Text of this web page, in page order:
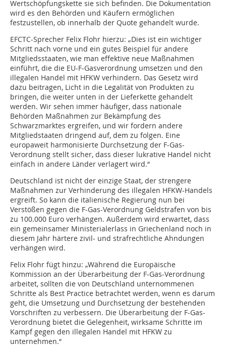
Wertschöpfungskette sie sich befinden. Die Dokumentation
wird es den Behörden und Käufern ermöglichen
festzustellen, ob innerhalb der Quote gehandelt wurde.
EFCTC-Sprecher Felix Flohr hierzu: „Dies ist ein wichtiger
Schritt nach vorne und ein gutes Beispiel für andere
Mitgliedsstaaten, wie man effektive neue Maßnahmen
einführt, die die EU-F-Gasverordnung umsetzen und den
illegalen Handel mit HFKW verhindern. Das Gesetz wird
dazu beitragen, Licht in die Legalität von Produkten zu
bringen, die weiter unten in der Lieferkette gehandelt
werden. Wir sehen immer häufiger, dass nationale
Behörden Maßnahmen zur Bekämpfung des
Schwarzmarktes ergreifen, und wir fordern andere
Mitgliedstaaten dringend auf, dem zu folgen. Eine
europaweit harmonisierte Durchsetzung der F-Gas-
Verordnung stellt sicher, dass dieser lukrative Handel nicht
einfach in andere Länder verlagert wird.“
Deutschland ist nicht der einzige Staat, der strengere
Maßnahmen zur Verhinderung des illegalen HFKW-Handels
ergreift. So kann die italienische Regierung nun bei
Verstößen gegen die F-Gas-Verordnung Geldstrafen von bis
zu 100.000 Euro verhängen. Außerdem wird erwartet, dass
ein gemeinsamer Ministerialerlass in Griechenland noch in
diesem Jahr härtere zivil- und strafrechtliche Ahndungen
verhängen wird.
Felix Flohr fügt hinzu: „Während die Europäische
Kommission an der Überarbeitung der F-Gas-Verordnung
arbeitet, sollten die von Deutschland unternommenen
Schritte als Best Practice betrachtet werden, wenn es darum
geht, die Umsetzung und Durchsetzung der bestehenden
Vorschriften zu verbessern. Die Überarbeitung der F-Gas-
Verordnung bietet die Gelegenheit, wirksame Schritte im
Kampf gegen den illegalen Handel mit HFKW zu
unternehmen.“